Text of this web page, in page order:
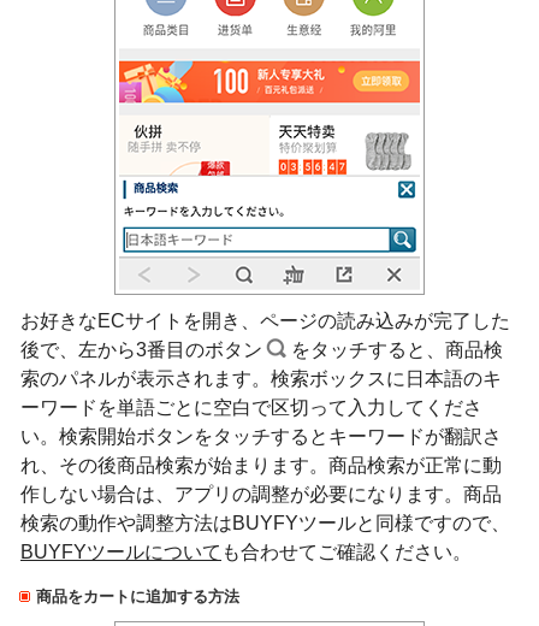
お好きなECサイトを開き、ページの読み込みが完了した
後で、左から3番目のボタン
をタッチすると、商品検
索のパネルが表示されます。検索ボックスに日本語のキ
ーワードを単語ごとに空白で区切って入力してくださ
い。検索開始ボタンをタッチするとキーワードが翻訳さ
れ、その後商品検索が始まります。商品検索が正常に動
作しない場合は、アプリの調整が必要になります。商品
検索の動作や調整方法はBUYFYツールと同様ですので、
BUYFYツールについて も合わせてご確認ください。
商品をカートに追加する方法